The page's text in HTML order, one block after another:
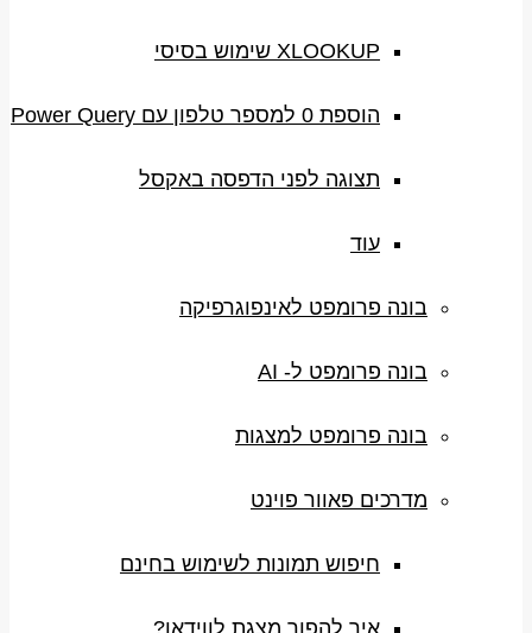
XLOOKUP שימוש בסיסי
הוספת 0 למספר טלפון עם Power Query
תצוגה לפני הדפסה באקסל
עוד
בונה פרומפט לאינפוגרפיקה
בונה פרומפט ל- AI
בונה פרומפט למצגות
מדרכים פאוור פוינט
חיפוש תמונות לשימוש בחינם
איך להפוך מצגת לווידאו?